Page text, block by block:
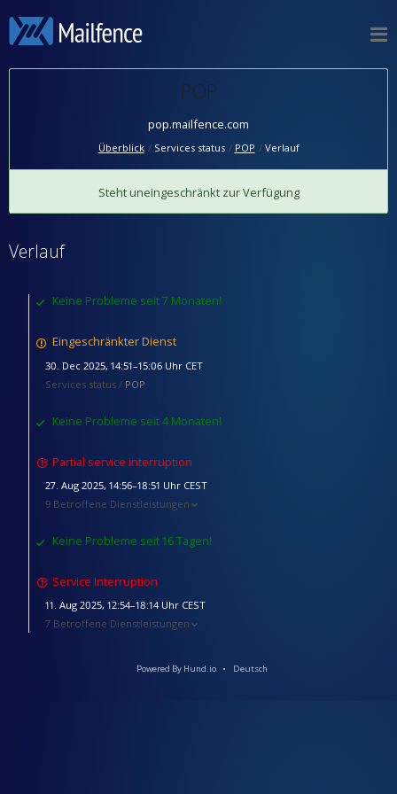
POP
pop.mailfence.com
Überblick Services status POP Verlauf
Steht uneingeschränkt zur Verfügung
Verlauf
Keine Probleme seit 7 Monaten!
Eingeschränkter Dienst
30. Dec 2025, 14:51–15:06 Uhr CET
Services status / POP
Keine Probleme seit 4 Monaten!
Partial service interruption
27. Aug 2025, 14:56–18:51 Uhr CEST
9 Betroffene Dienstleistungen
Keine Probleme seit 16 Tagen!
Service Interruption
11. Aug 2025, 12:54–18:14 Uhr CEST
7 Betroffene Dienstleistungen
Powered By Hund.io Deutsch